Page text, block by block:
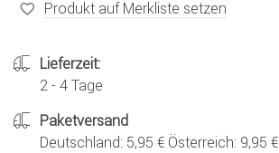
Produkt auf Merkliste setzen
Lieferzeit:
2 - 4 Tage
Paketversand
Deutschland: 5,95 € Österreich: 9,95 €